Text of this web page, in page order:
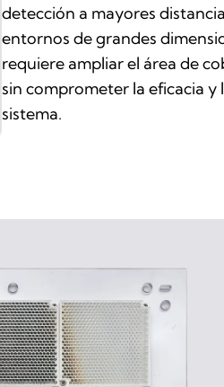
detección a mayores
entornos de grandes
requiere ampliar el área de
sin comprometer la eficacia y
sistema.